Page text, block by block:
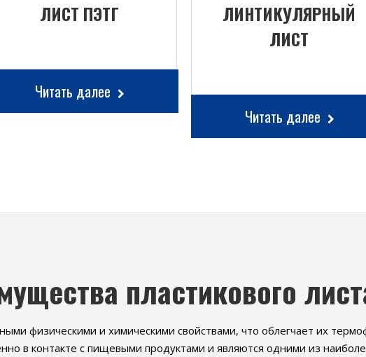
ЛИСТ ПЭТГ
Читать далее
ЛИНТИКУЛЯРНЫЙ
ЛИСТ
Читать далее
пластикового
физическими и химическими свойствами, что облегчает их
в контакте с пищевыми продуктами и являются одними из